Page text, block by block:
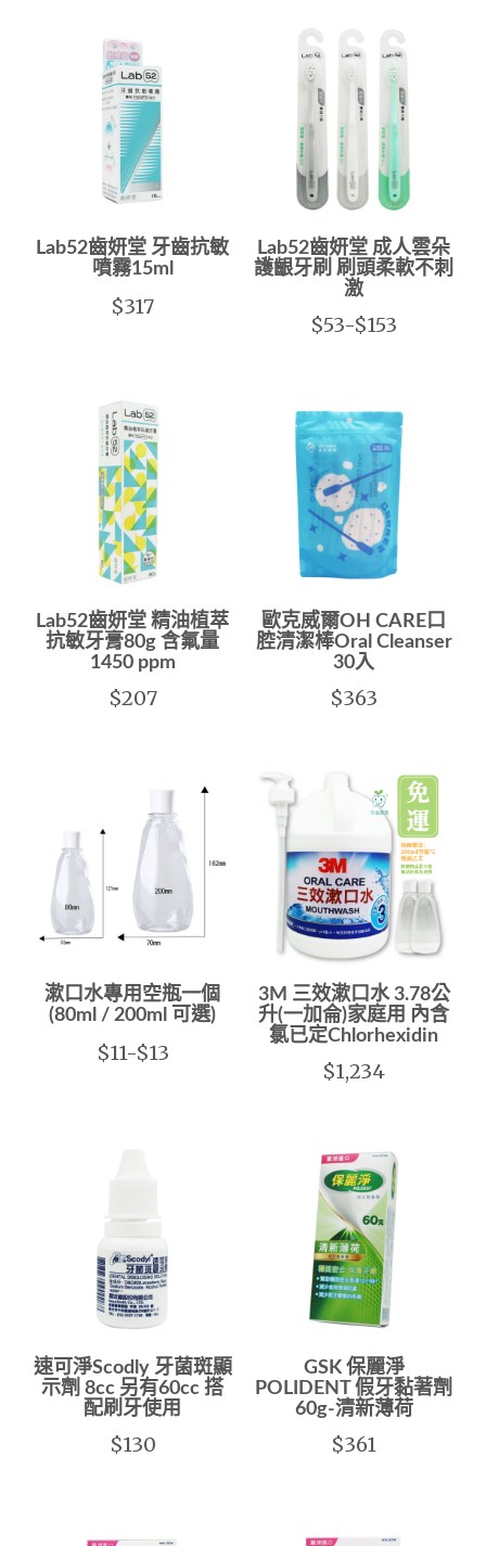
Lab52齒妍堂 牙齒抗敏
噴霧15ml
$317
Lab52齒妍堂 成人雲朵
護齦牙刷 刷頭柔軟不刺
激
$53-$153
Lab52齒妍堂 精油植萃
抗敏牙膏80g 含氟量
1450 ppm
$207
歐克威爾OH CARE口
腔清潔棒Oral Cleanser
30入
$363
漱口水專用空瓶一個
(80ml / 200ml 可選)
$11-$13
3M 三效漱口水 3.78公
升(一加侖)家庭用 內含
氯已定Chlorhexidin
$1,234
速可淨Scodly 牙菌斑顯
示劑 8cc 另有60cc 搭
配刷牙使用
$130
GSK 保麗淨
POLIDENT 假牙黏著劑
60g-清新薄荷
$361